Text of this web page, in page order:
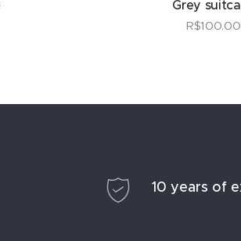
Grey
R$100.00
10 years of